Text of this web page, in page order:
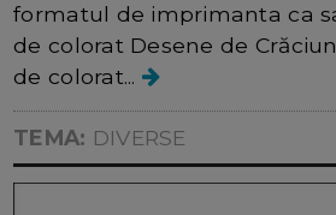
formatul de imprimanta ca
de colorat Desene de
de colorat...
TEMA: DIVERSE